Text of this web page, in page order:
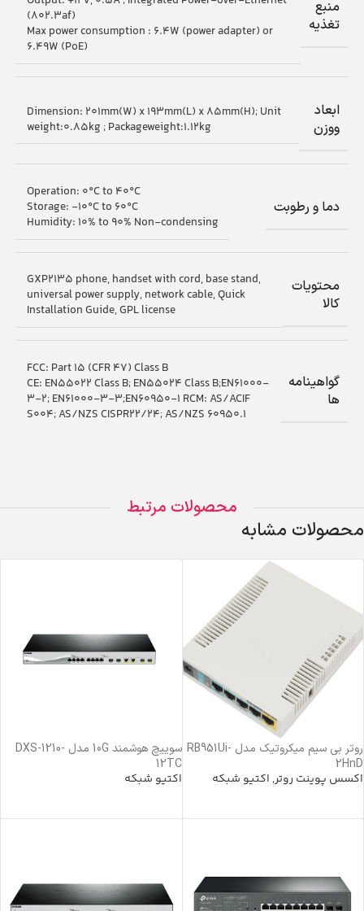
منبع
تغذیه
(802.3af)
Max power consumption : 6.4W (power adapter) or
6.49W (PoE)
ابعاد
ووزن
Dimension: 201mm(W) x 193mm(L) x 85mm(H); Unit
weight:0.85kg ; Packageweight:1.12kg
دما و رطوبت
Operation: 0°C to 40°C
Storage: -10°C to 60°C
Humidity: 10% to 90% Non-condensing
محتویات
کالا
GXP2135 phone, handset with cord, base stand,
universal power supply, network cable, Quick
Installation Guide, GPL license
گواهینامه
ها
FCC: Part 15 (CFR 47) Class B
CE: EN55022 Class B; EN55024 Class B;EN61000-
3-2; EN61000-3-3;EN60950-1 RCM: AS/ACIF
S004; AS/NZS CISPR22/24; AS/NZS 60950.1
محصولات مرتبط
محصولات مشابه
روتر بی سیم میکروتیک مدل RB951Ui-
2HnD
اکسس پوینت روتر,اکتیو شبکه
سوییچ هوشمند 10G مدل DXS-1210-
12TC
اکتیو شبکه